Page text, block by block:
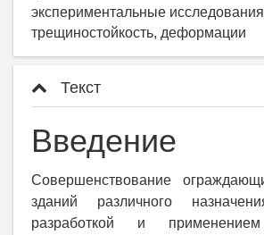
экспериментальные
трещиностойкость, деформации
Текст
Введение
Совершенствование
зданий различного
разработкой и